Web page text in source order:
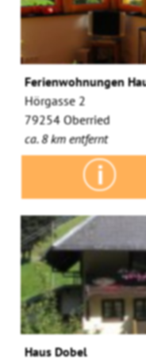
Ferienwohnungen
Hörgasse 2
79254 Oberried
ca. 8 km entfernt
Haus Dobel